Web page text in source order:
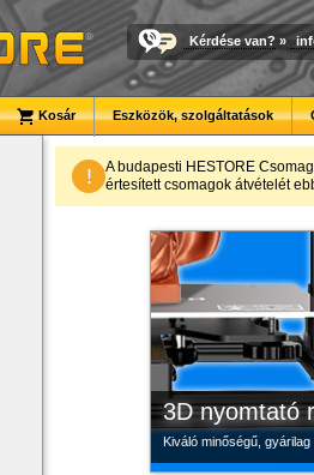
Kérdése van? »
Kosár Eszközök, szolgáltatások
!
A budapesti HESTORE
értesített csomagok átvételét
3D nyomtató
Kiváló minőségű,
Modulvilág
Fejlesztés, szórakozás
Megbízható
Új, modern
Új PLA
Kiváló árfekvésű, sok